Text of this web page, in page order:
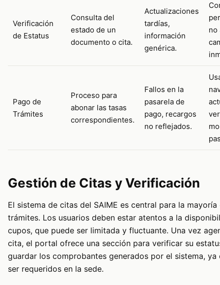
Verificación
de Estatus
Consulta del
estado de un
documento o cita.
Actualizaciones
tardías,
información
genérica.
no
Pago de
Trámites
Proceso para
abonar las tasas
correspondientes.
Fallos en la
pasarela de
pago, recargos
no reflejados.
Gestión de Citas y Verificación
El sistema de citas del SAIME es central para la mayoría
trámites. Los usuarios deben estar atentos a la
cupos, que puede ser limitada y fluctuante. Una vez
cita, el portal ofrece una sección para verificar su
guardar los comprobantes generados por el sistema, ya
ser requeridos en la sede.